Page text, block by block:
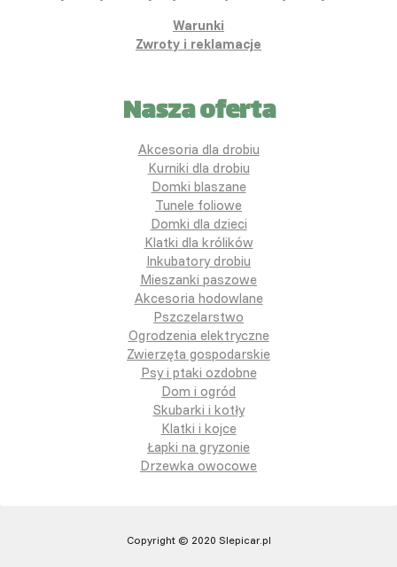
Warunki
Zwroty i reklamacje
Nasza oferta
Akcesoria dla drobiu
Kurniki dla drobiu
Domki blaszane
Tunele foliowe
Domki dla dzieci
Klatki dla królików
Inkubatory drobiu
Mieszanki paszowe
Akcesoria hodowlane
Pszczelarstwo
Ogrodzenia elektryczne
Zwierzęta gospodarskie
Psy i ptaki ozdobne
Dom i ogród
Skubarki i kotły
Klatki i kojce
Łapki na gryzonie
Drzewka owocowe
Copyright © 2020 Slepicar.pl